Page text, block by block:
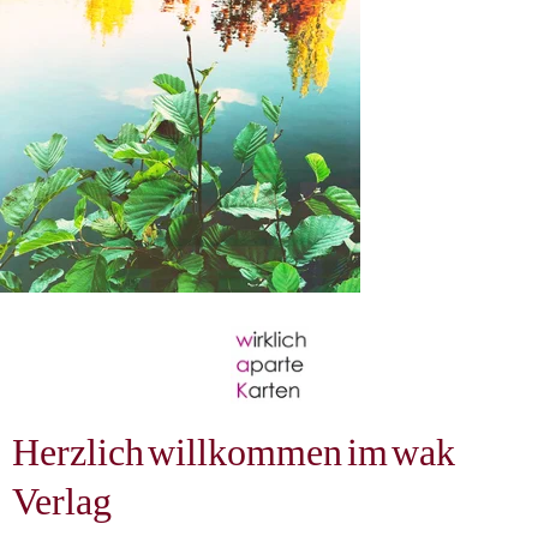
Herzlich willkommen im wak
Verlag